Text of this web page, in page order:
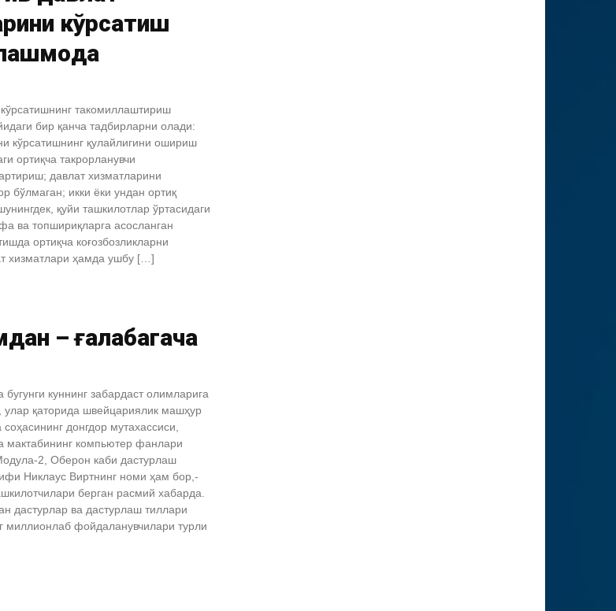
кўрсатиш
такомиллаштириш
бир қанча тадбирларни олади:
кўрсатишнинг қулайлигини ошириш
ортиқча такрорланувчи
давлат хизматларини
бўлмаган; икки ёки ундан ортиқ
қуйи ташкилотлар ўртасидаги
ва топшириқларга асосланган
ортиқча коғозбозликларни
хизматлари ҳамда ушбу […]
– ғалабагача
куннинг забардаст олимларига
улар қаторида швейцариялик машҳур
донгдор мутахассиси,
мактабининг компьютер фанлари
2, Оберон каби дастурлаш
Никлаус Виртнинг номи ҳам бор,-
берган расмий хабарда.
дастурлар ва дастурлаш тиллари
миллионлаб фойдаланувчилари турли